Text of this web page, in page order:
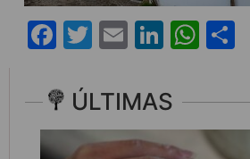
Facebook
Twitter
Email
ÚLTIMAS